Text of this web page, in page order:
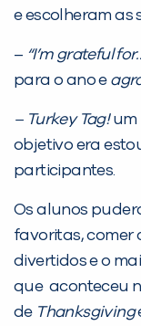
e escolheram as
– “I’m grateful
para o ano e
– Turkey Tag!um
objetivo era
participantes.
Os alunos
favoritas, comer
divertidos e o
que aconteceu
de Thanksgiving
inFlux